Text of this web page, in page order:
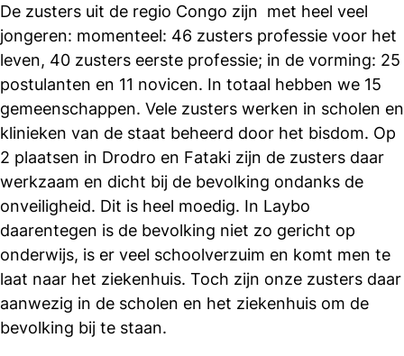
De zusters uit de regio Congo zijn met heel veel
jongeren: momenteel: 46 zusters professie voor het
leven, 40 zusters eerste professie; in de vorming: 25
postulanten en 11 novicen. In totaal hebben we 15
gemeenschappen. Vele zusters werken in scholen en
klinieken van de staat beheerd door het bisdom. Op
2 plaatsen in Drodro en Fataki zijn de zusters daar
werkzaam en dicht bij de bevolking ondanks de
onveiligheid. Dit is heel moedig. In Laybo
daarentegen is de bevolking niet zo gericht op
onderwijs, is er veel schoolverzuim en komt men te
laat naar het ziekenhuis. Toch zijn onze zusters daar
aanwezig in de scholen en het ziekenhuis om de
bevolking bij te staan.